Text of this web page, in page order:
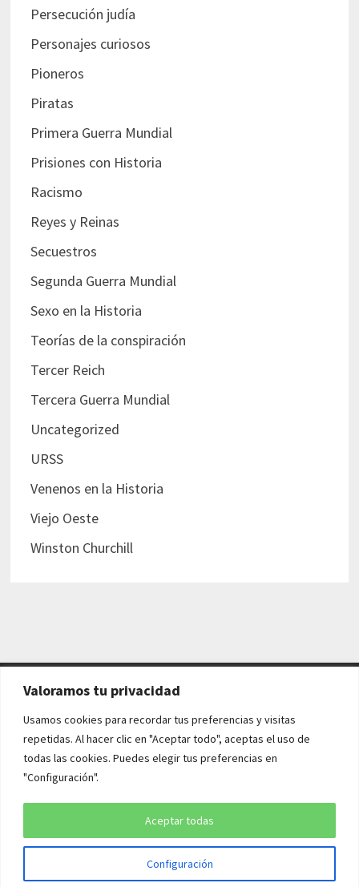
Valoramos tu privacidad
Usamos cookies para recordar tus preferencias y visitas
repetidas. Al hacer clic en "Aceptar todo", aceptas el uso de
todas las cookies. Puedes elegir tus preferencias en
"Configuración".
Configuración
Aceptar todas
Persecución judía
Personajes curiosos
Pioneros
Piratas
Primera Guerra Mundial
Prisiones con Historia
Racismo
Reyes y Reinas
Secuestros
Segunda Guerra Mundial
Sexo en la Historia
Teorías de la conspiración
Tercer Reich
Tercera Guerra Mundial
Uncategorized
URSS
Venenos en la Historia
Viejo Oeste
Winston Churchill
AVISO LEGAL Y POLÍTICAS
Aviso legal
Política de cookies